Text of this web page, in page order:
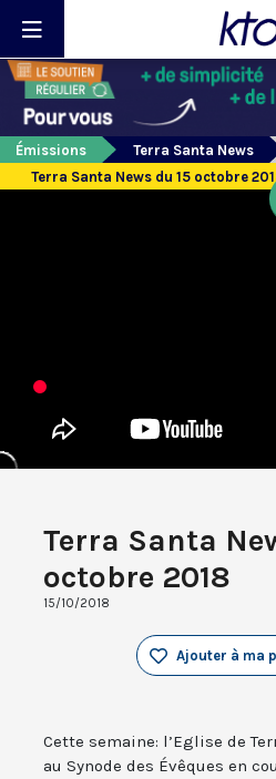
Émissions
Terra Santa News
Terra Santa News du 15 octobre
Terra Santa
octobre 2018
15/10/2018
Ajouter à ma
Cette semaine: l’Eglise de
au Synode des Évêques en